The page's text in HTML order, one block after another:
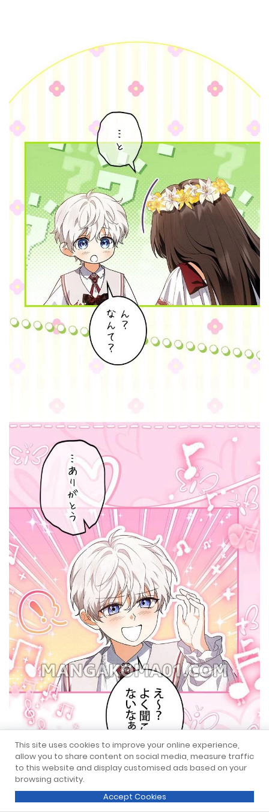
This site uses cookies to improve your online experience,
allow you to share content on social media, measure traffic
to this website and display customised ads based on your
browsing activity.
Accept Cookies